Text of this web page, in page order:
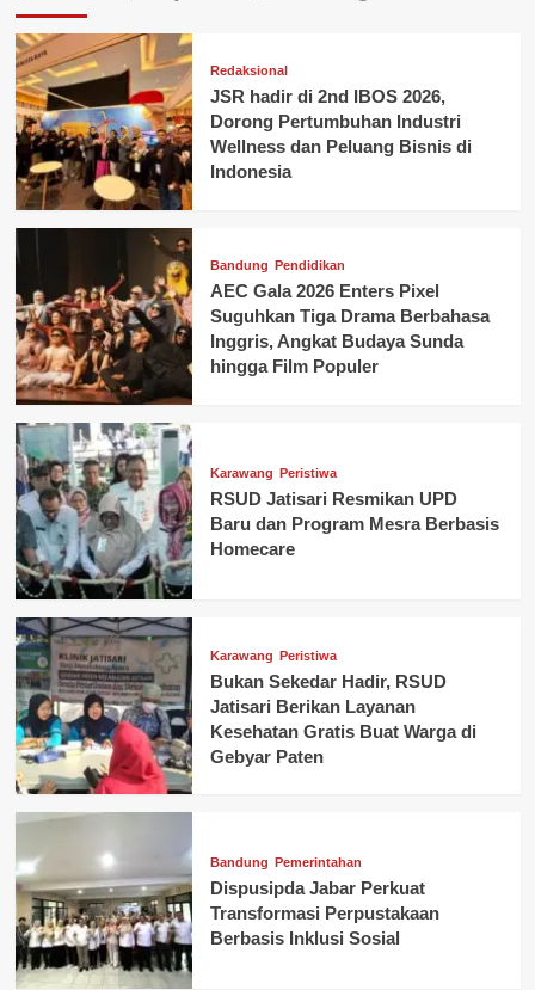
Redaksional
JSR hadir di 2nd IBOS 2026,
Dorong Pertumbuhan Industri
Wellness dan Peluang Bisnis di
Indonesia
Bandung Pendidikan
AEC Gala 2026 Enters Pixel
Suguhkan Tiga Drama Berbahasa
Inggris, Angkat Budaya Sunda
hingga Film Populer
Karawang Peristiwa
RSUD Jatisari Resmikan UPD
Baru dan Program Mesra Berbasis
Homecare
Karawang Peristiwa
Bukan Sekedar Hadir, RSUD
Jatisari Berikan Layanan
Kesehatan Gratis Buat Warga di
Gebyar Paten
Bandung Pemerintahan
Dispusipda Jabar Perkuat
Transformasi Perpustakaan
Berbasis Inklusi Sosial